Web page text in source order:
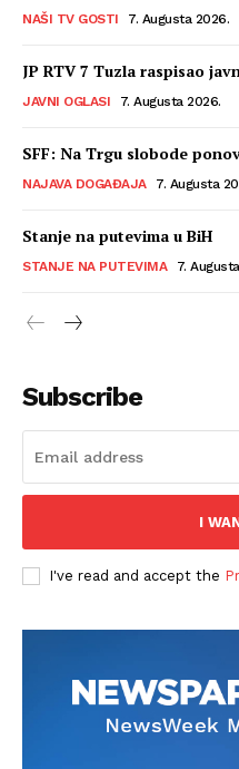
NAŠI TV GOSTI 7. Augusta 2026.
JP RTV 7 Tuzla raspisao
JAVNI OGLASI 7. Augusta 2026.
SFF: Na Trgu slobode
NAJAVA DOGAĐAJA 7. Augusta
Stanje na putevima u BiH
STANJE NA PUTEVIMA 7.
Subscribe
I
I've read and accept the